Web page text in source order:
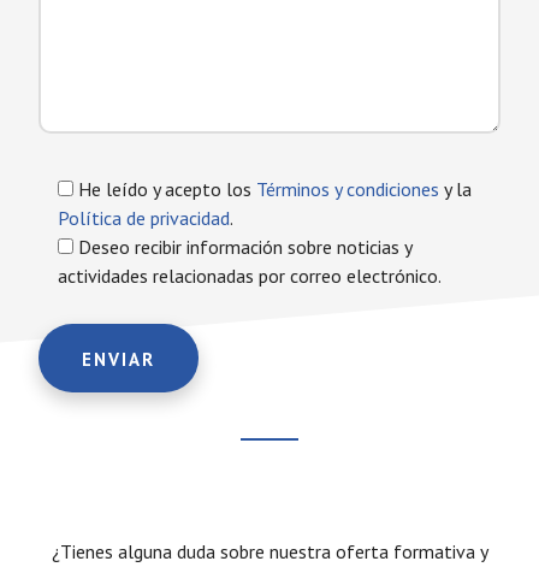
He leído y acepto los Términos y condiciones y la
Política de privacidad.
Deseo recibir información sobre noticias y
actividades relacionadas por correo electrónico.
¿Tienes alguna duda sobre nuestra oferta formativa y